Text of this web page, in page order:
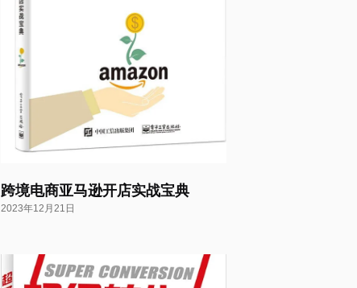
跨境电商亚马逊开店实战宝典
2023年12月21日